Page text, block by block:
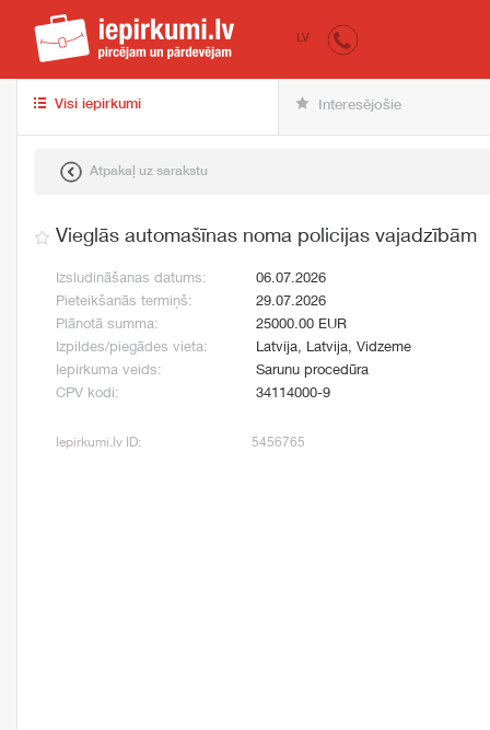
iepirkumi.lv
LV
Visi iepirkumi Interesējošie
Atpakaļ uz sarakstu
Vieglās automašīnas noma policijas vajadzībām
Izsludināšanas datums:
06.07.2026
Pieteikšanās termiņš:
29.07.2026
Plānotā summa:
25000.00 EUR
Izpildes/piegādes vieta:
Latvija, Latvija, Vidzeme
Iepirkuma veids:
Sarunu procedūra
CPV kodi:
34114000-9
Iepirkumi.lv ID: 5456765